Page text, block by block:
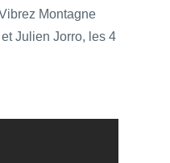
Montagne
Julien Jorro, les 4